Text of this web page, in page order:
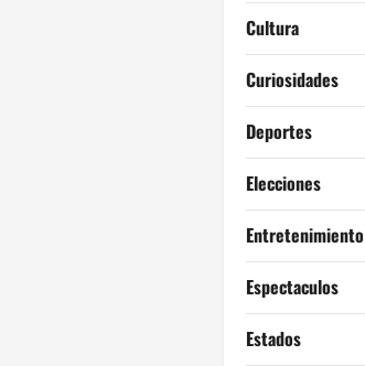
Cultura
Curiosidades
Deportes
Elecciones
Entretenimiento
Espectaculos
Estados